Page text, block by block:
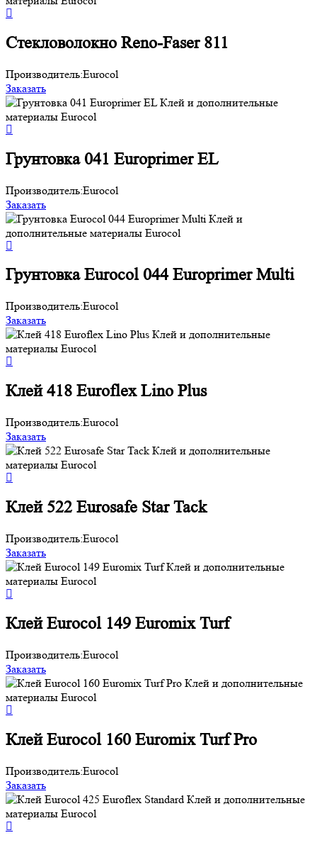
Cтекловолокно Reno-Faser 811
Производитель:Eurocol
Заказать
Грунтовка 041 Europrimer EL
Производитель:Eurocol
Заказать
Грунтовка Eurocol 044 Europrimer Multi
Производитель:Eurocol
Заказать
Клей 418 Euroflex Lino Plus
Производитель:Eurocol
Заказать
Клей 522 Eurosafe Star Tack
Производитель:Eurocol
Заказать
Клей Eurocol 149 Euromix Turf
Производитель:Eurocol
Заказать
Клей Eurocol 160 Euromix Turf Pro
Производитель:Eurocol
Заказать